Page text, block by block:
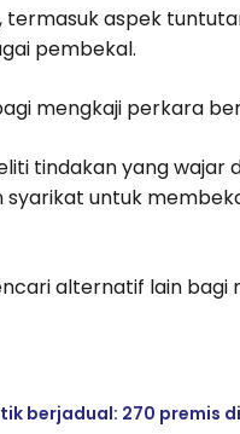
termasuk aspek
pembekal.
mengkaji perkara
tindakan yang wajar
untuk
alternatif lain
berjadual: 270 premis